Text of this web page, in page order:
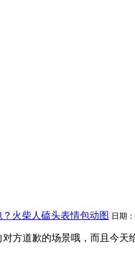
火柴人磕头表情包动图 日期：
方道歉的场景哦，而且今